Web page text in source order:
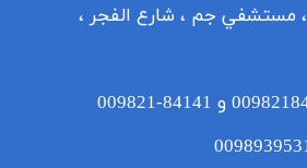
رقم 86 ، مستشفي جم ، شارع الفجر ،